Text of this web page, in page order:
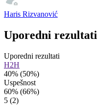
Haris Rizvanović
Uporedni rezultati
Uporedni rezultati
H2H
40% (50%)
Uspešnost
60% (66%)
5 (2)